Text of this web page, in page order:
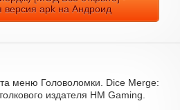
версия apk на Андроид
меню Головоломки. Dice Merge:
издателя HM Gaming.